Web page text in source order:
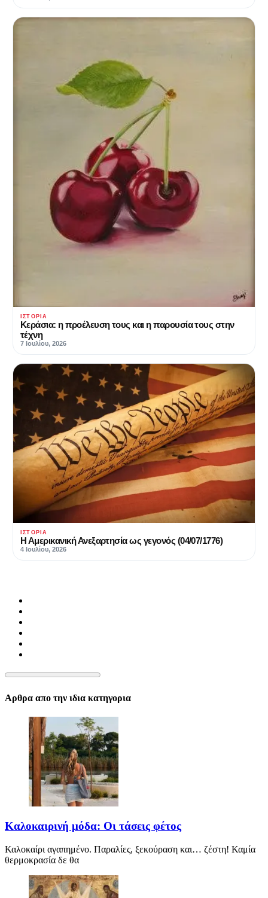
ΙΣΤΟΡΊΑ
Κεράσια: η προέλευση τους και η παρουσία τους στην
τέχνη
7 Ιουλίου, 2026
ΙΣΤΟΡΊΑ
Η Αμερικανική Ανεξαρτησία ως γεγονός (04/07/1776)
4 Ιουλίου, 2026
Αρθρα απο την ιδια κατηγορια
Καλοκαιρινή μόδα: Οι τάσεις φέτος
Καλοκαίρι αγαπημένο. Παραλίες, ξεκούραση και… ζέστη! Καμία
θερμοκρασία δε θα